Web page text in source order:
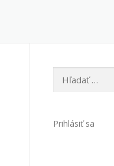
Hľadať:
Prihlásiť sa